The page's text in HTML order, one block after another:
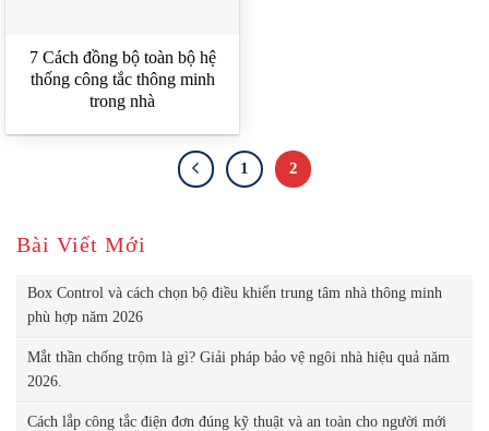
7 Cách đồng bộ toàn bộ hệ
thống công tắc thông minh
trong nhà
1 2
Bài Viết Mới
Box Control và cách chọn bộ điều khiển trung tâm nhà thông minh
phù hợp năm 2026
Mắt thần chống trộm là gì? Giải pháp bảo vệ ngôi nhà hiệu quả năm
2026.
Cách lắp công tắc điện đơn đúng kỹ thuật và an toàn cho người mới